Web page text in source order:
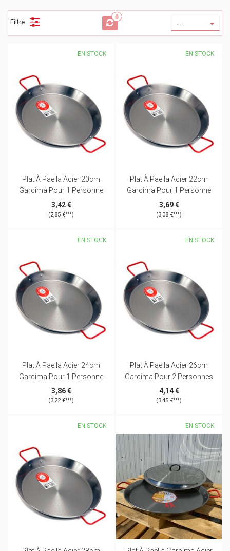
Filtre
0
--
Plat À Paella Acier 20cm
Garcima Pour 1 Personne
EN STOCK
3,42 €
(2,85 €HT)
Plat À Paella Acier 22cm
Garcima Pour 1 Personne
EN STOCK
3,69 €
(3,08 €HT)
Plat À Paella Acier 24cm
Garcima Pour 1 Personne
EN STOCK
3,86 €
(3,22 €HT)
Plat À Paella Acier 26cm
Garcima Pour 2 Personnes
EN STOCK
4,14 €
(3,45 €HT)
EN STOCK EN STOCK